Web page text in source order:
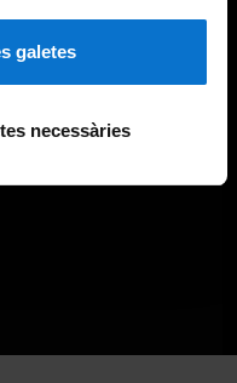
galetes
necessàries